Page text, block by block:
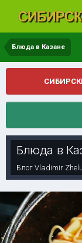
Блюда в Казане
Блюда в
Блог Vladimir